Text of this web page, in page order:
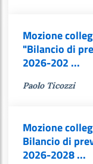
Mozione
"Bilancio di
2026-202 ...
Paolo Ticozzi
Mozione
Bilancio di
2026-2028 ...